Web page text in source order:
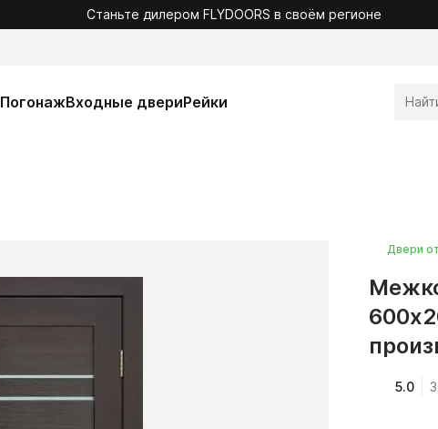
Станьте дилером FLYDOORS в своём регионе
ПогонажВходные двериРейки
Двери
5.0